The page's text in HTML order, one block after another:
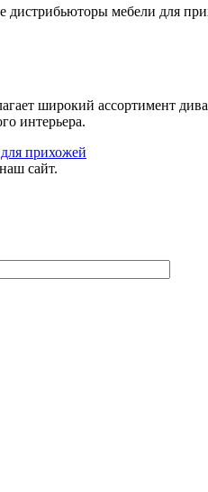
дистрибьюторы мебели для
широкий ассортимент
интерьера.
прихожей
сайт.